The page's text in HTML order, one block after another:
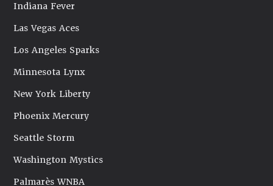
Indiana Fever
Las Vegas Aces
Los Angeles Sparks
Minnesota Lynx
New York Liberty
Phoenix Mercury
Seattle Storm
Washington Mystics
Palmarès WNBA